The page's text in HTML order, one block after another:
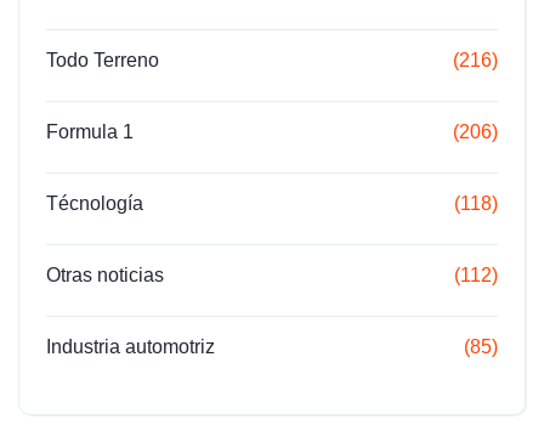
Todo Terreno (216)
Formula 1 (206)
Técnología (118)
Otras noticias (112)
Industria automotriz (85)